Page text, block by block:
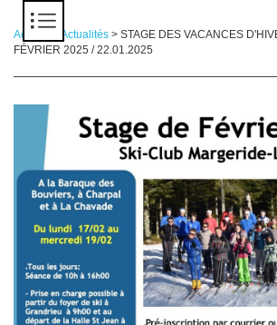
Accueil Actualités > STAGE DES VACANCES
FÉVRIER 2025 / 22.01.2025